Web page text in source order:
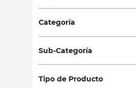
Categoría
Sub-Categoría
Tipo de Producto